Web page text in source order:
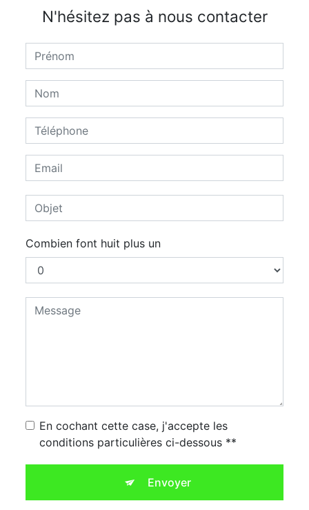
N'hésitez pas à nous contacter
Combien font huit plus un
En cochant cette case, j'accepte les
conditions particulières ci-dessous **
Envoyer